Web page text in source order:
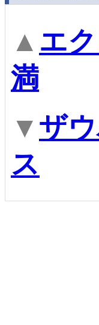
▲ エ
満
▼ ザ
ス